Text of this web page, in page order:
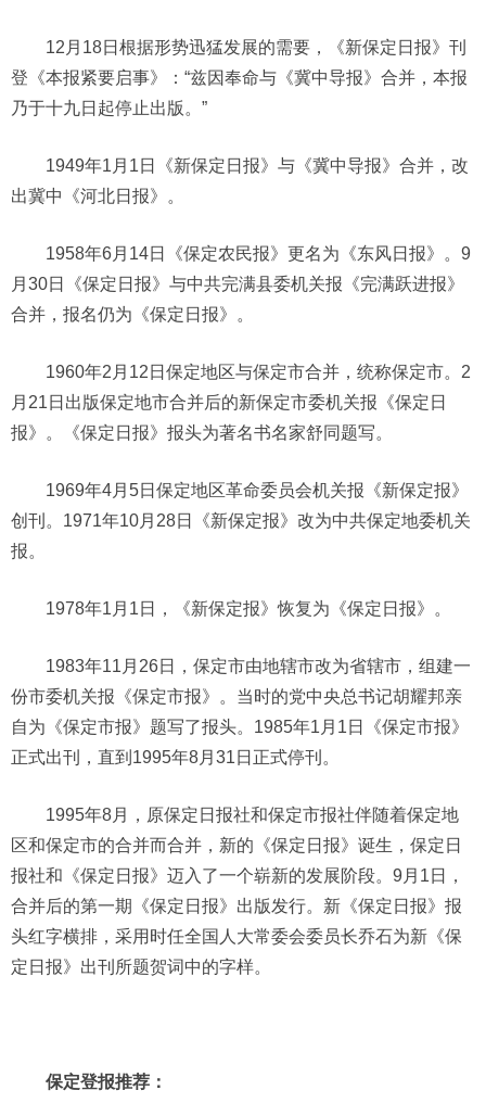
12月18日根据形势迅猛发展的需要，《新保定日报》刊
登《本报紧要启事》：“兹因奉命与《冀中导报》合并，本报
乃于十九日起停止出版。”
1949年1月1日《新保定日报》与《冀中导报》合并，改
出冀中《河北日报》。
1958年6月14日《保定农民报》更名为《东风日报》。9
月30日《保定日报》与中共完满县委机关报《完满跃进报》
合并，报名仍为《保定日报》。
1960年2月12日保定地区与保定市合并，统称保定市。2
月21日出版保定地市合并后的新保定市委机关报《保定日
报》。《保定日报》报头为著名书名家舒同题写。
1969年4月5日保定地区革命委员会机关报《新保定报》
创刊。1971年10月28日《新保定报》改为中共保定地委机关
报。
1978年1月1日，《新保定报》恢复为《保定日报》。
1983年11月26日，保定市由地辖市改为省辖市，组建一
份市委机关报《保定市报》。当时的党中央总书记胡耀邦亲
自为《保定市报》题写了报头。1985年1月1日《保定市报》
正式出刊，直到1995年8月31日正式停刊。
1995年8月，原保定日报社和保定市报社伴随着保定地
区和保定市的合并而合并，新的《保定日报》诞生，保定日
报社和《保定日报》迈入了一个崭新的发展阶段。9月1日，
合并后的第一期《保定日报》出版发行。新《保定日报》报
头红字横排，采用时任全国人大常委会委员长乔石为新《保
定日报》出刊所题贺词中的字样。
保定登报推荐：